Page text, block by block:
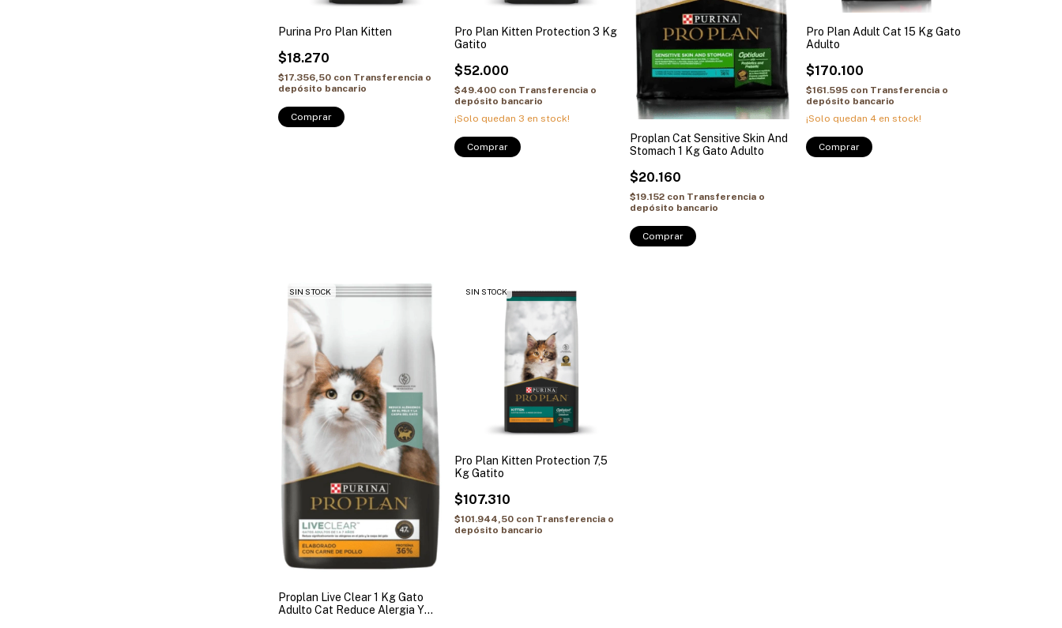
Purina Pro Plan Kitten
$18.270
$17.356,50 con Transferencia o
depósito bancario
Comprar
Pro Plan Kitten Protection 3 Kg
Gatito
$52.000
$49.400 con Transferencia o
depósito bancario
¡Solo quedan 3 en stock!
Comprar
Proplan Cat Sensitive Skin And
Stomach 1 Kg Gato Adulto
$20.160
$19.152 con Transferencia o
depósito bancario
Pro Plan Adult Cat 15 Kg Gato
Adulto
$170.100
$161.595 con Transferencia o
depósito bancario
¡Solo quedan 4en stock!
Comprar
SIN STOCK
Proplan Live Clear 1 Kg Gato
Adulto Cat Reduce Alergia Y
SIN STOCK
Pro Plan Kitten Protection 7,5
Kg Gatito
$107.310
$101.944,50 con Transferencia o
depósito bancario